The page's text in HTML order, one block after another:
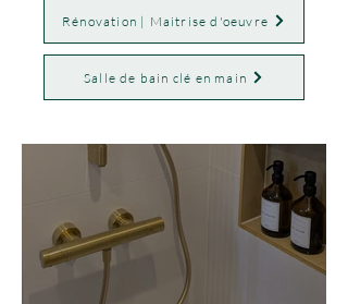
Rénovation | Maitrise d'oeuvre
Salle de bain clé en main